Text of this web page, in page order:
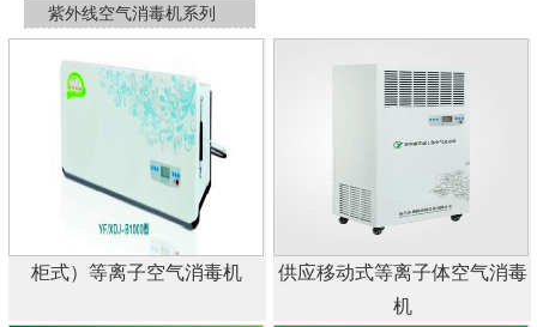
紫外线空气消毒机系列
柜式）等离子空气消毒机
供应移动式等离子体空气消毒
机